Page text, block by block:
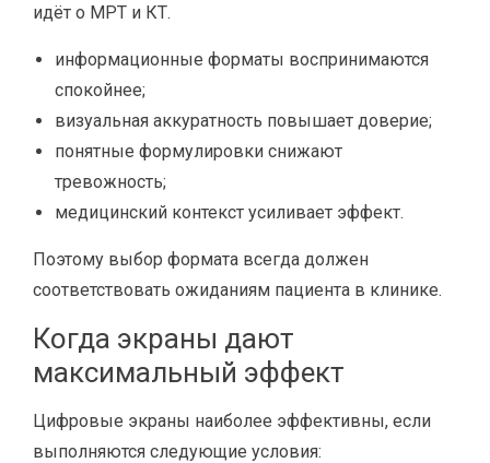
идёт о МРТ и КТ.
информационные форматы воспринимаются
спокойнее;
визуальная аккуратность повышает доверие;
понятные формулировки снижают
тревожность;
медицинский контекст усиливает эффект.
Поэтому выбор формата всегда должен
соответствовать ожиданиям пациента в клинике.
Когда экраны дают
максимальный эффект
Цифровые экраны наиболее эффективны, если
выполняются следующие условия: